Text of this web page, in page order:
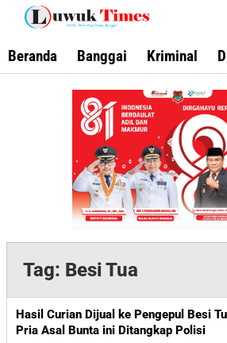
Lewati
konten
Beranda Banggai Kriminal
Tag: Besi Tua
Hasil Curian Dijual ke Pengepul Besi
Pria Asal Bunta ini Ditangkap Polisi